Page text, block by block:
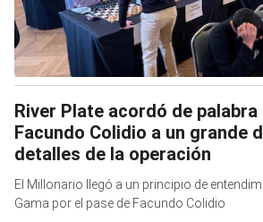
River Plate acordó de palabra
Facundo Colidio a un grande
detalles de la operación
El Millonario llegó a un principio de
Gama por el pase de Facundo Colidio